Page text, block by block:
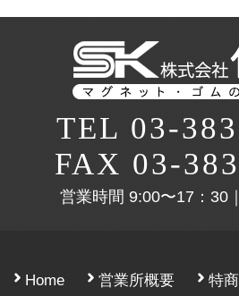
TEL 03-
FAX 03-
営業時間 9:00〜17：30
Home 営業所概要 特